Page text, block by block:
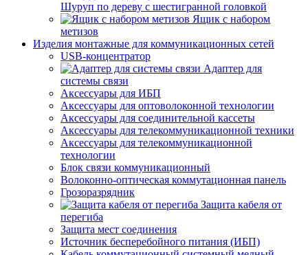
Шуруп по дереву с шестигранной головкой
Ящик с набором
метизов
Изделия монтажные для коммуникационных сетей
USB-концентратор
Адаптер для
системы связи
Аксессуары для ИБП
Аксессуары для оптоволоконной технологии
Аксессуары для соединительной кассеты
Аксессуары для телекоммуникационной техники
Аксессуары для телекоммуникационной
технологии
Блок связи коммуникационный
Волоконно-оптическая коммутационная панель
Грозоразрядник
Защита кабеля от
перегиба
Защита мест соединения
Источник бесперебойного питания (ИБП)